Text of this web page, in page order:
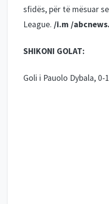
sfidës, për të mësuar
League. /i.m /
SHIKONI GOLAT:
Goli i Pauolo Dybala, 0-